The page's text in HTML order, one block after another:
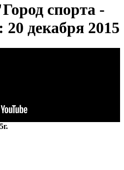
спорта -
20 декабря 2015